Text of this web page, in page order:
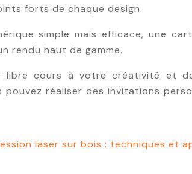
forts de chaque design.
simple mais efficace, une
rendu haut de gamme.
libre cours à votre créativité et
réaliser des invitations
laser sur bois : techniques et